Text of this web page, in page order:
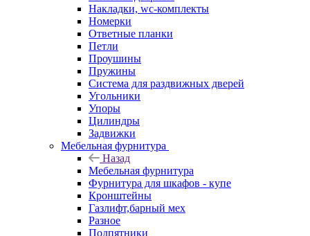
Накладки, wc-комплекты
Номерки
Ответные планки
Петли
Проушины
Пружины
Система для раздвижных дверей
Угольники
Упоры
Цилиндры
Задвижки
Мебельная фурнитура
Назад
Мебельная фурнитура
Фурнитура для шкафов - купе
Кронштейны
Газлифт,барный мех
Разное
Подпятники